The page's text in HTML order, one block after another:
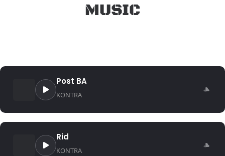
MUSIC
Post BA
KONTRA
Rid
KONTRA